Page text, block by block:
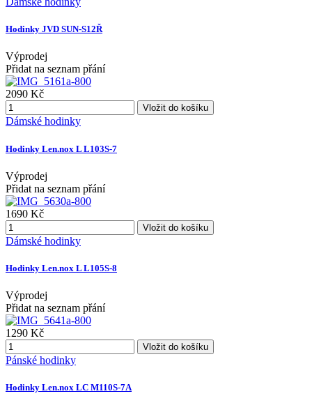
Hodinky JVD SUN-S12Ř
Výprodej
Přidat na seznam přání
2090 Kč
Vložit do košíku
Dámské hodinky
Hodinky Len.nox L L103S-7
Výprodej
Přidat na seznam přání
1690 Kč
Vložit do košíku
Dámské hodinky
Hodinky Len.nox L L105S-8
Výprodej
Přidat na seznam přání
1290 Kč
Vložit do košíku
Pánské hodinky
Hodinky Len.nox LC M110S-7A